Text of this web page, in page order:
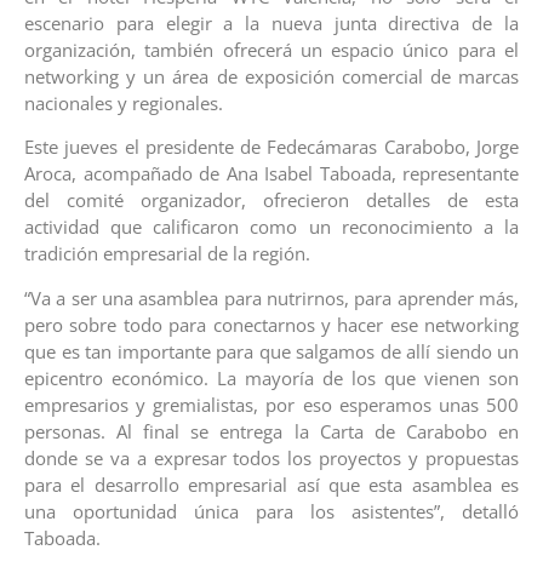
escenario para elegir a la nueva junta directiva de la
organización, también ofrecerá un espacio único para el
networking y un área de exposición comercial de marcas
nacionales y regionales.
Este jueves el presidente de Fedecámaras Carabobo, Jorge
Aroca, acompañado de Ana Isabel Taboada, representante
del comité organizador, ofrecieron detalles de esta
actividad que calificaron como un reconocimiento a la
tradición empresarial de la región.
“Va a ser una asamblea para nutrirnos, para aprender más,
pero sobre todo para conectarnos y hacer ese networking
que es tan importante para que salgamos de allí siendo un
epicentro económico. La mayoría de los que vienen son
empresarios y gremialistas, por eso esperamos unas 500
personas. Al final se entrega la Carta de Carabobo en
donde se va a expresar todos los proyectos y propuestas
para el desarrollo empresarial así que esta asamblea es
una oportunidad única para los asistentes”, detalló
Taboada.